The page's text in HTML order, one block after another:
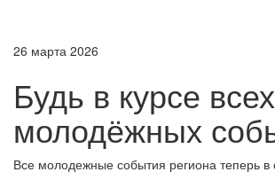
26 марта 2026
Будь в курсе всех
молодёжных
Все молодежные события региона теперь